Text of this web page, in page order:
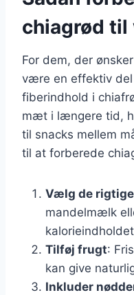
chiagrød
For dem, der
være en effektiv del
fiberindhold i
mæt i længere tid,
til snacks mellem
til at forberede
Vælg de
mandelmælk
Tilføj frugt:
kan give
Inkluder